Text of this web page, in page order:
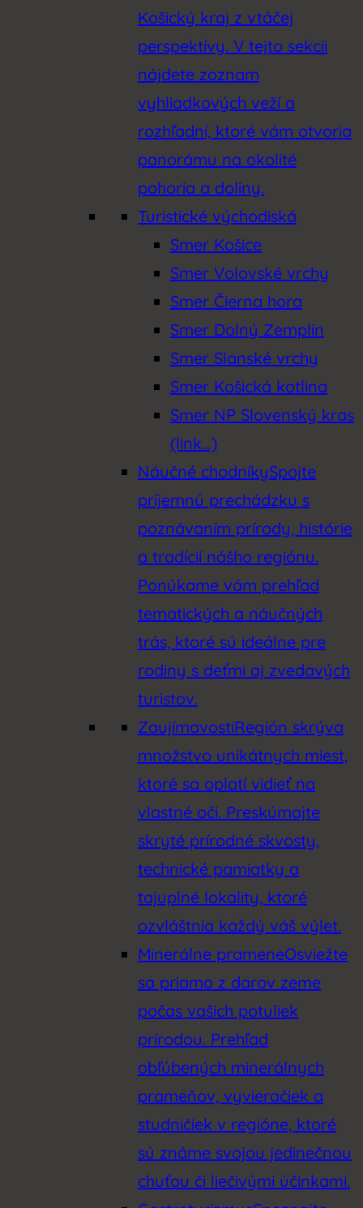
Košický kraj z vtáčej
perspektívy. V tejto sekcii
nájdete zoznam
vyhliadkových veží a
rozhľadní, ktoré vám otvoria
panorámu na okolité
pohoria a doliny.
Turistické východiská
Smer Košice
Smer Volovské vrchy
Smer Čierna hora
Smer Dolný Zemplín
Smer Slanské vrchy
Smer Košická kotlina
Smer NP Slovenský kras
(link…)
Náučné chodníkySpojte
príjemnú prechádzku s
poznávaním prírody, histórie
a tradícií nášho regiónu.
Ponúkame vám prehľad
tematických a náučných
trás, ktoré sú ideálne pre
rodiny s deťmi aj zvedavých
turistov.
ZaujímavostiRegión skrýva
množstvo unikátnych miest,
ktoré sa oplatí vidieť na
vlastné oči. Preskúmajte
skryté prírodné skvosty,
technické pamiatky a
tajuplné lokality, ktoré
ozvláštnia každý váš výlet.
Minerálne prameneOsviežte
sa priamo z darov zeme
počas vašich potuliek
prírodou. Prehľad
obľúbených minerálnych
prameňov, vyvieračiek a
studničiek v regióne, ktoré
sú známe svojou jedinečnou
chuťou či liečivými účinkami.